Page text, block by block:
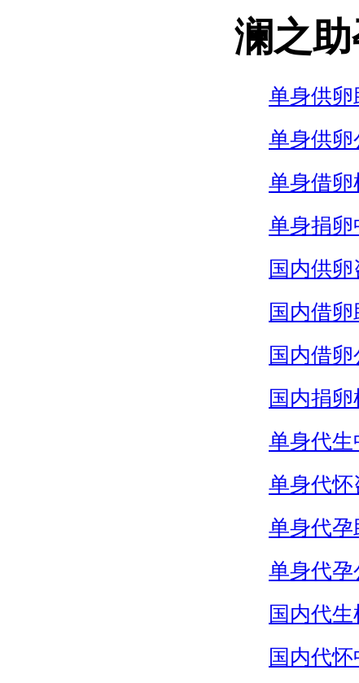
澜之
单身供卵
单身供卵
单身借卵
单身捐卵
国内供卵
国内借卵
国内借卵
国内捐卵
单身代生
单身代怀
单身代孕
单身代孕
国内代生
国内代